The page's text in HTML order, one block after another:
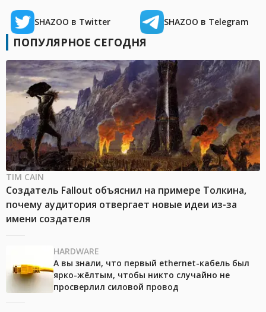
SHAZOO в Twitter SHAZOO в Telegram
ПОПУЛЯРНОЕ СЕГОДНЯ
TIM CAIN
Создатель Fallout объяснил на примере Толкина,
почему аудитория отвергает новые идеи из-за
имени создателя
HARDWARE
А вы знали, что первый ethernet-кабель был
ярко-жёлтым, чтобы никто случайно не
просверлил силовой провод